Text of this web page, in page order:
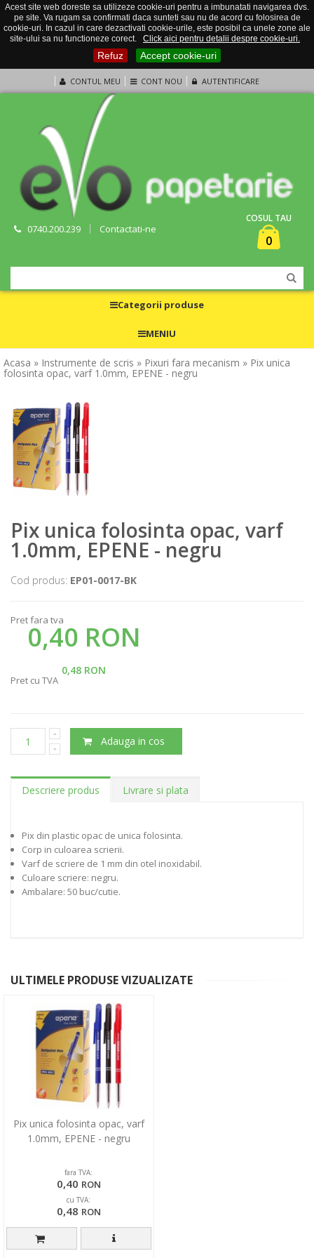
Acest site web doreste sa utilizeze cookie-uri pentru a imbunatati navigarea dvs.
pe site. Va rugam sa confirmati daca sunteti sau nu de acord cu folosirea de
cookie-uri. In cazul in care dezactivati cookie-urile, este posibil ca unele zone ale
site-ului sa nu functioneze corect.
Click aici pentru detalii despre cookie-uri.
Refuz Accept cookie-uri
CONTUL MEU CONT NOU AUTENTIFICARE
0740.200.239 Contactati-ne
COSUL TAU
0
Categorii produse
MENIU
Acasa » Instrumente de scris » Pixuri fara mecanism » Pix unica
folosinta opac, varf 1.0mm, EPENE - negru
Pix unica folosinta opac, varf
1.0mm, EPENE - negru
Cod produs: EP01-0017-BK
Pret fara tva
0,40 RON
0,48 RON
Pret cu TVA
Adauga in cos
Descriere produs Livrare si plata
Pix din plastic opac de unica folosinta.
Corp in culoarea scrierii.
Varf de scriere de 1 mm din otel inoxidabil.
Culoare scriere: negru.
Ambalare: 50 buc/cutie.
ULTIMELE PRODUSE VIZUALIZATE
Pix unica folosinta opac, varf
1.0mm, EPENE - negru
fara TVA:
0,40 RON
cu TVA:
0,48 RON